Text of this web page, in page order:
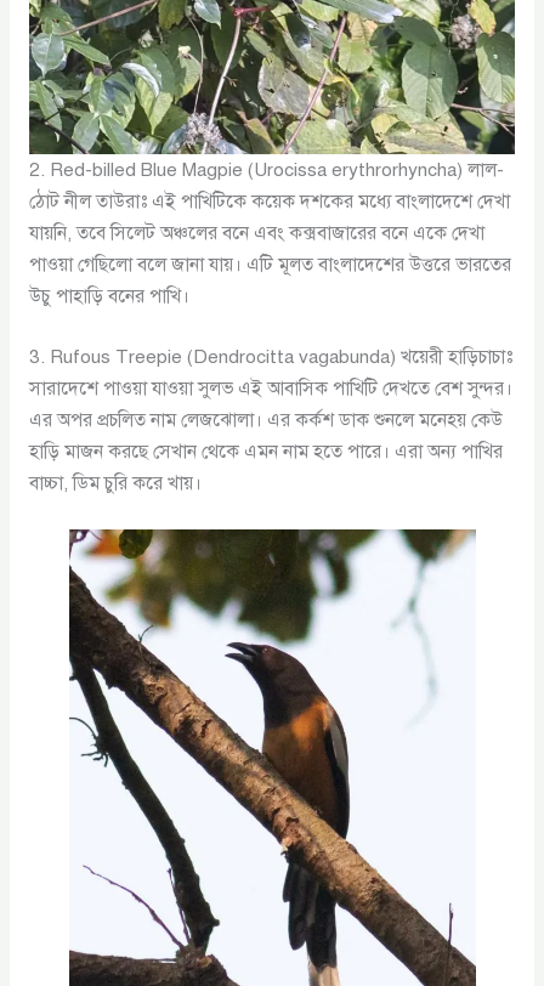
2. Red-billed Blue Magpie (Urocissa erythrorhyncha) লাল-
ঠোট নীল তাউরাঃ এই পাখিটিকে কয়েক দশকের মধ্যে বাংলাদেশে দেখা
যায়নি, তবে সিলেট অঞ্চলের বনে এবং কক্সবাজারের বনে একে দেখা
পাওয়া গেছিলো বলে জানা যায়। এটি মূলত বাংলাদেশের উত্তরে ভারতের
উচু পাহাড়ি বনের পাখি।
3. Rufous Treepie (Dendrocitta vagabunda) খয়েরী হাড়িচাচাঃ
সারাদেশে পাওয়া যাওয়া সুলভ এই আবাসিক পাখিটি দেখতে বেশ সুন্দর।
এর অপর প্রচলিত নাম লেজঝোলা। এর কর্কশ ডাক শুনলে মনেহয় কেউ
হাড়ি মাজন করছে সেখান থেকে এমন নাম হতে পারে। এরা অন্য পাখির
বাচ্চা, ডিম চুরি করে খায়।